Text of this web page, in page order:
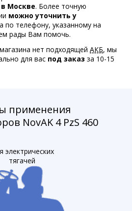
Москве. Более точную
можно уточнить у
по телефону, указанному на
рады Вам помочь.
нет подходящей АКБ, мы
для вас под заказ за 10-15
применения
NovAK 4 PzS 460
электрических
тягачей